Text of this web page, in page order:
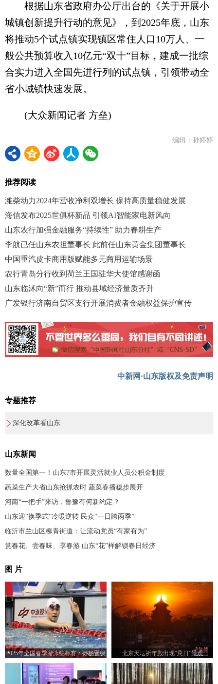
根据山东省政府办公厅出台的《关于开展小
城镇创新提升行动的意见》，到2025年底，山东
将推动5个试点镇实现镇区常住人口10万人、一
般公共预算收入10亿元“双十”目标，建成一批综
合实力进入全国先进行列的试点镇，引领带动全
省小城镇快速发展。
(大众新闻记者 方垒)
编辑：孙婷婷
推荐阅读
潍柴动力2024年营收净利双增长 保持高质量稳健发展
海信发布2025世俱杯新品 引领AI智能家电新风向
山东农行加强金融服务“持续性” 助力春耕生产
李航已任山东农担董事长 此前任山东黄金集团董事长
中国重汽皮卡商用版赋能多元商用运输场景
农行青岛分行收到荷兰王国驻华大使馆感谢函
山东临沭向“新”而行 推动县域经济量质齐升
广发银行济南自贸区支行开展消费者金融权益保护宣传
中新网·山东版权及免责声明
专题推荐
深化改革看山东
山东新闻
数量全国第一！山东7市开展灵活就业人员公积金制度
蔬菜生产大省山东抢抓农时 蔬菜春播稳步展开
河南“一把手”来访，鲁豫有何新约定？
山东迎“换季式”冷暖逆转 民众“一日跨两季”
临沂市兰山区柳青街道：让流动党员“有家有为”
赏春花、尝春味、享春游 山东“花”样解锁春日经济
图 片
2025年全国春季游泳锦标赛：孙杨晋级
男子400米自由泳决赛
北京天坛祈年殿出现“悬日”景观